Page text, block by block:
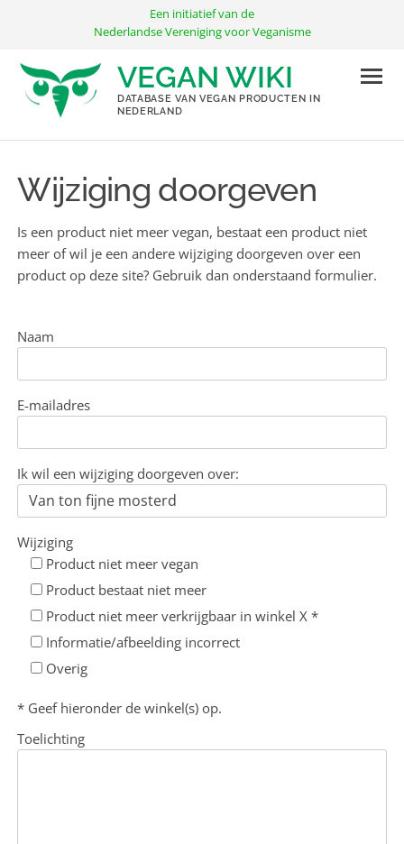
inhoud
Een initiatief van de
Nederlandse Vereniging voor Veganisme
VEGAN WIKI
DATABASE VAN VEGAN PRODUCTEN IN
NEDERLAND
Wijziging doorgeven
Is een product niet meer vegan, bestaat een product niet
meer of wil je een andere wijziging doorgeven over een
product op deze site? Gebruik dan onderstaand formulier.
Naam
E-mailadres
Ik wil een wijziging doorgeven over:
Wijziging
Product niet meer vegan
Product bestaat niet meer
Product niet meer verkrijgbaar in winkel X *
Informatie/afbeelding incorrect
Overig
* Geef hieronder de winkel(s) op.
Toelichting